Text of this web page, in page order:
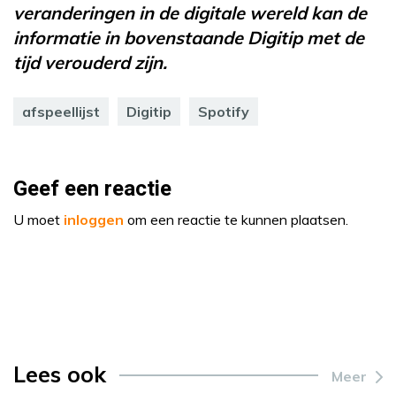
veranderingen in de digitale wereld kan de
informatie in bovenstaande Digitip met de
tijd verouderd zijn.
afspeellijst Digitip Spotify
Geef een reactie
U moet inloggen om een reactie te kunnen plaatsen.
Lees ook Meer